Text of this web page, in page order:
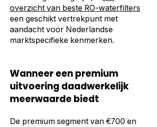
overzicht van beste RO-waterfilters
een geschikt vertrekpunt met
aandacht voor Nederlandse
marktspecifieke kenmerken.
Wanneer een premium
uitvoering daadwerkelijk
meerwaarde biedt
De premium segment van €700 en